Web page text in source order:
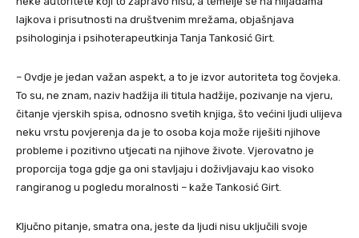
lajkova i prisutnosti na društvenim mrežama, objašnjava
psihologinja i psihoterapeutkinja Tanja Tankosić Girt.
– Ovdje je jedan važan aspekt, a to je izvor autoriteta tog čovjeka.
To su, ne znam, naziv hadžija ili titula hadžije, pozivanje na vjeru,
čitanje vjerskih spisa, odnosno svetih knjiga, što većini ljudi ulijeva
neku vrstu povjerenja da je to osoba koja može riješiti njihove
probleme i pozitivno utjecati na njihove živote. Vjerovatno je
proporcija toga gdje ga oni stavljaju i doživljavaju kao visoko
rangiranog u pogledu moralnosti – kaže Tankosić Girt.
Ključno pitanje, smatra ona, jeste da ljudi nisu uključili svoje